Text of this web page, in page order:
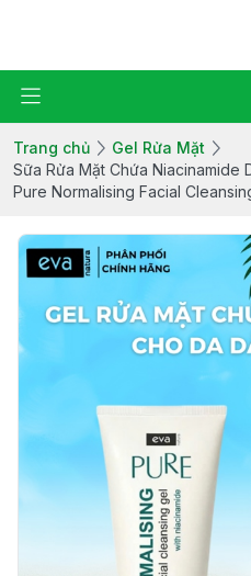
Trang chủ
Gel Rửa Mặt
Sữa Rửa Mặt Chứa Niacinamide
Pure Normalising Facial